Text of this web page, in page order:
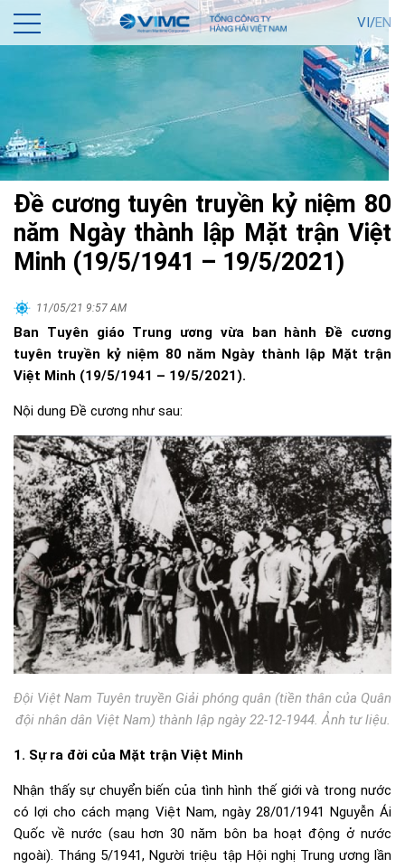
VI/EN
Đề cương tuyên truyền kỷ niệm 80
năm Ngày thành lập Mặt trận Việt
Minh (19/5/1941 – 19/5/2021)
11/05/21 9:57 AM
Ban Tuyên giáo Trung ương vừa ban hành Đề cương
tuyên truyền kỷ niệm 80 năm Ngày thành lập Mặt trận
Việt Minh (19/5/1941 – 19/5/2021).
Nội dung Đề cương như sau:
Đội Việt Nam Tuyên truyền Giải phóng quân (tiền thân của Quân
đội nhân dân Việt Nam) thành lập ngày 22-12-1944. Ảnh tư liệu.
1. Sự ra đời của Mặt trận Việt Minh
Nhận thấy sự chuyển biến của tình hình thế giới và trong nước
có lợi cho cách mạng Việt Nam, ngày 28/01/1941 Nguyễn Ái
Quốc về nước (sau hơn 30 năm bôn ba hoạt động ở nước
ngoài). Tháng 5/1941, Người triệu tập Hội nghị Trung ương lần